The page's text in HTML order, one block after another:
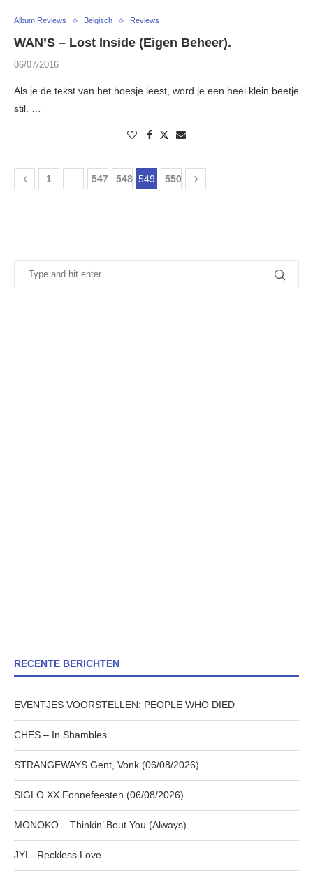
Album Reviews Belgisch Reviews
WAN’S – Lost Inside (Eigen Beheer).
06/07/2016
Als je de tekst van het hoesje leest, word je een heel klein beetje
stil. …
1 … 547 548 549 550
RECENTE BERICHTEN
EVENTJES VOORSTELLEN: PEOPLE WHO DIED
CHES – In Shambles
STRANGEWAYS Gent, Vonk (06/08/2026)
SIGLO XX Fonnefeesten (06/08/2026)
MONOKO – Thinkin’ Bout You (Always)
JYL- Reckless Love